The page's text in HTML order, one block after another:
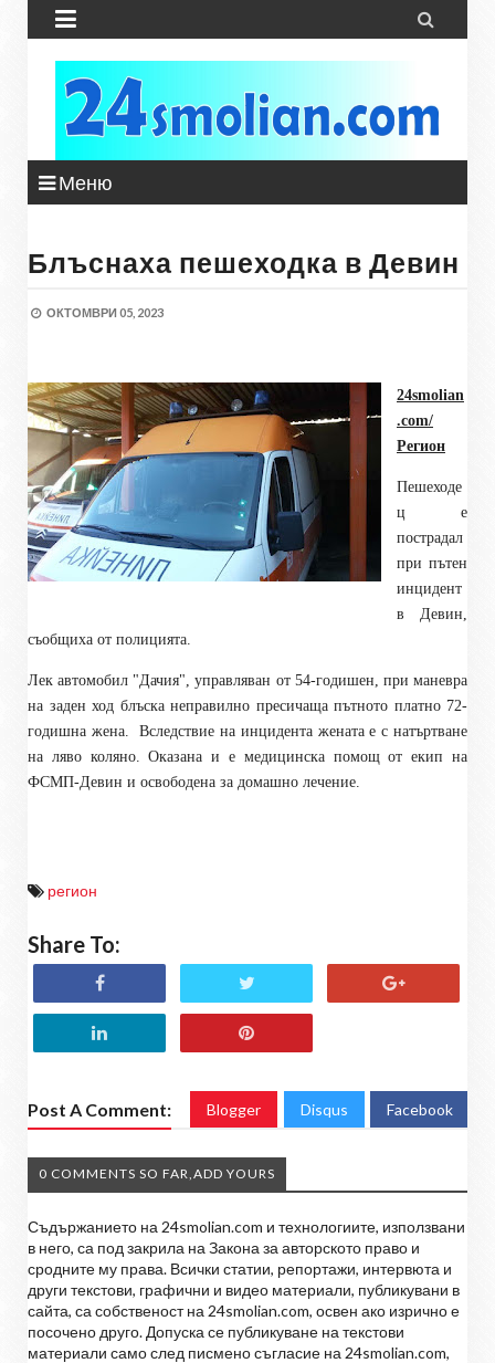
 
Меню
Блъснаха пешеходка в Девин
ОКТОМВРИ 05, 2023
24smolian
.com/
Регион
Пешеходе
ц е
пострадал
при пътен
инцидент
в Девин,
съобщиха от полицията.
Лек автомобил "Дачия", управляван от 54-годишен, при маневра
на заден ход блъска неправилно пресичаща пътното платно 72-
годишна жена.
Вследствие на инцидента жената е с натъртване
на ляво коляно. Оказана и е медицинска помощ от екип на
ФСМП-Девин и освободена за домашно лечение.
регион
Share To:
Post A Comment: Blogger Disqus Facebook
0 COMMENTS SO FAR,ADD YOURS
Съдържанието на 24smolian.com и технологиите, използвани
в него, са под закрила на Закона за авторското право и
сродните му права. Всички статии, репортажи, интервюта и
други текстови, графични и видео материали, публикувани в
сайта, са собственост на 24smolian.com, освен ако изрично е
посочено друго. Допуска се публикуване на текстови
материали само след писмено съгласие на 24smolian.com,